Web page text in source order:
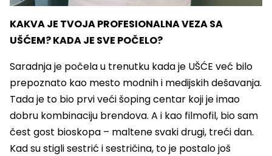
KAKVA JE TVOJA PROFESIONALNA VEZA SA
UŠĆEM? KADA JE SVE POČELO?
Saradnja je počela u trenutku kada je UŠĆE već bilo
prepoznato kao mesto modnih i medijskih dešavanja.
Tada je to bio prvi veći šoping centar koji je imao
dobru kombinaciju brendova. A i kao filmofil, bio sam
čest gost bioskopa – maltene svaki drugi, treći dan.
Kad su stigli sestrić i sestričina, to je postalo još